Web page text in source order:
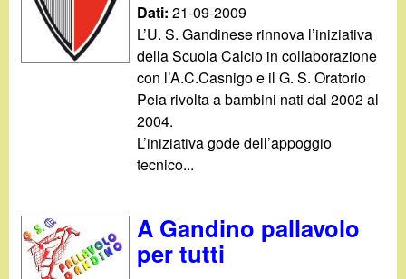
Dati:21-09-2009
L’U. S. Gandinese rinnova l’iniziativa
della Scuola Calcio in collaborazione
con l’A.C.Casnigo e il G. S. Oratorio
Peia rivolta a bambini nati dal 2002 al
2004.
L’iniziativa gode dell’appoggio
tecnico...
A Gandino pallavolo
per tutti